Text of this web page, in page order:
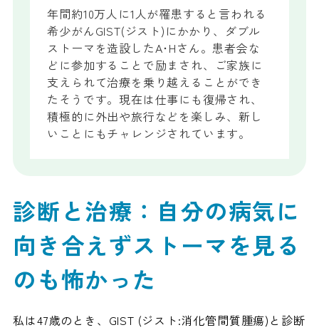
年間約10万人に1人が罹患すると言われる
希少がんGIST(ジスト)にかかり、ダブル
ストーマを造設したA･Hさん。患者会な
どに参加することで励まされ、ご家族に
支えられて治療を乗り越えることができ
たそうです。現在は仕事にも復帰され、
積極的に外出や旅行などを楽しみ、新し
いことにもチャレンジされています。
診断と治療：自分の病気に
向き合えずストーマを見る
のも怖かった
私は47歳のとき、GIST (ジスト:消化管間質腫瘍)と診断